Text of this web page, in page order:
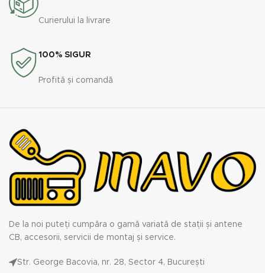
Curierului la livrare
100% SIGUR
Profită și comandă
De la noi puteți cumpăra o gamă variată de stații și antene
CB, accesorii, servicii de montaj și service.
Str. George Bacovia, nr. 28, Sector 4, București